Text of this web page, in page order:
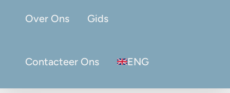
Over Ons Gids
Contacteer Ons ENG